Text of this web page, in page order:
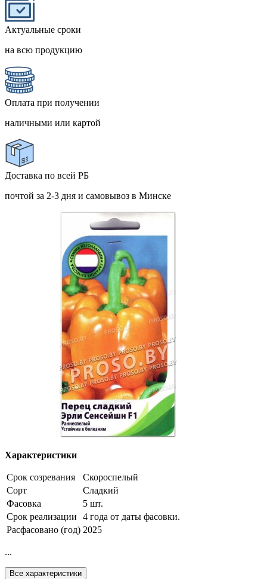
Актуальные сроки
на всю продукцию
Оплата при получении
наличными или картой
Доставка по всей РБ
почтой за 2-3 дня и самовывоз в Минске
Характеристики
Срок созревания
Скороспелый
Сорт
Сладкий
Фасовка
5 шт.
Срок реализации
4 года от даты фасовки.
Расфасовано (год) 2025
...
Все характеристики